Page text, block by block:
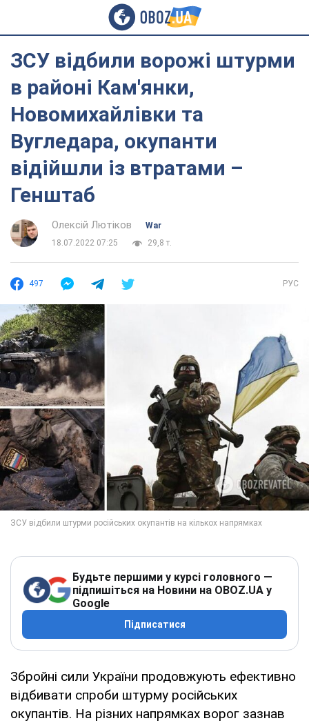
ЗСУ відбили ворожі штурми
в районі Кам'янки,
Новомихайлівки та
Вугледара, окупанти
відійшли із втратами –
Генштаб
Олексій Лютіков
War
18.07.2022 07:25
29,8 т.
497 РУС
Будьте першими у курсі головного —
підпишіться на Новини на OBOZ.UA у
Google
Підписатися
Збройні сили України продовжують ефективно
відбивати спроби штурму російських
окупантів. На різних напрямках ворог зазнав